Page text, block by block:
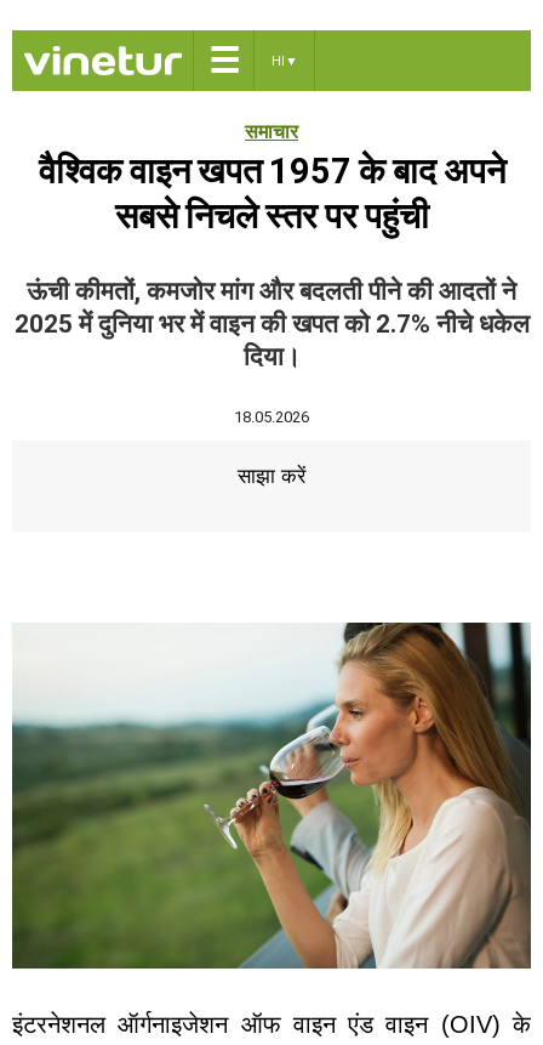
☰ HI ▼
समाचार
वैश्विक वाइन खपत 1957 के बाद अपने
सबसे निचले स्तर पर पहुंची
ऊंची कीमतों, कमजोर मांग और बदलती पीने की आदतों ने
2025 में दुनिया भर में वाइन की खपत को 2.7% नीचे धकेल
दिया।
18.05.2026
साझा करें
इंटरनेशनल ऑर्गनाइजेशन ऑफ वाइन एंड वाइन (OIV) के